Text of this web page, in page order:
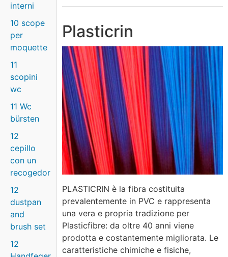
interni
10 scope
per
moquette
11
scopini
wc
11 Wc
bürsten
12
cepillo
con un
recogedor
12
dustpan
and
brush set
12
Plasticrin
PLASTICRIN è la fibra costituita
prevalentemente in PVC e rappresenta
una vera e propria tradizione per
Plasticfibre: da oltre 40 anni viene
prodotta e costantemente migliorata. Le
caratteristiche chimiche e fisiche,